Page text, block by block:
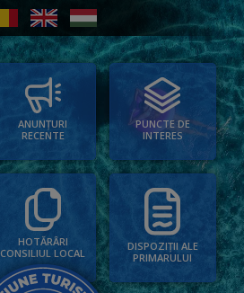
ANUNȚURI
RECENTE
PUNCTE DE
INTERES
HOTĂRÂRI
CONSILIUL LOCAL
DISPOZIȚII ALE
PRIMARULUI